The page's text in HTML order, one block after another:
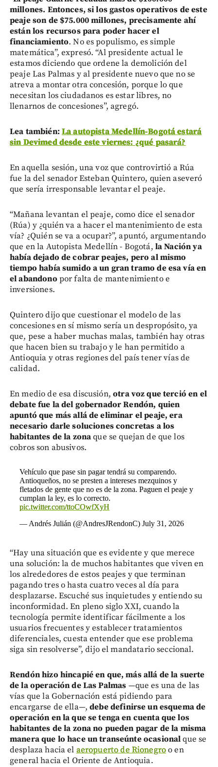
millones. Entonces, si los gastos operativos de este
peaje son de $75.000 millones, precisamente ahí
están los recursos para poder hacer el
financiamiento. No es populismo, es simple
matemática”, expresó. “Al presidente actual le
estamos diciendo que ordene la demolición del
peaje Las Palmas y al presidente nuevo que no se
atreva a montar otra concesión, porque lo que
necesitan los ciudadanos es estar libres, no
llenarnos de concesiones”, agregó.
Lea también: La autopista Medellín-Bogotá estará
sin Devimed desde este viernes: ¿qué pasará?
En aquella sesión, una voz que controvirtió a Rúa
fue la del senador Esteban Quintero, quien aseveró
que sería irresponsable levantar el peaje.
“Mañana levantan el peaje, como dice el senador
(Rúa) y ¿quién va a hacer el mantenimiento de esta
vía? ¿Quién se va a ocupar?”, apuntó, argumentando
que en la Autopista Medellín - Bogotá, la Nación ya
había dejado de cobrar peajes, pero al mismo
tiempo había sumido a un gran tramo de esa vía en
el abandono por falta de mantenimiento e
inversiones.
Quintero dijo que cuestionar el modelo de las
concesiones en sí mismo sería un despropósito, ya
que, pese a haber muchas malas, también hay otras
que hacen bien su trabajo y le han permitido a
Antioquia y otras regiones del país tener vías de
calidad.
En medio de esa discusión,otra voz que terció en el
debate fue la del gobernador Rendón, quien
apuntó que más allá de eliminar el peaje, era
necesario darle soluciones concretas a los
habitantes de la zonaque se quejan de que los
cobros son abusivos.
Vehículo que pase sin pagar tendrá su comparendo.
Antioqueños, no se presten a intereses mezquinos y
fletados de gente que no es de la zona. Paguen el peaje y
cumplan la ley, es lo correcto.
pic.twitter.com/ttoCOwfXyH
— Andrés Julián (@AndresJRendonC) July 31, 2026
“Hay una situación que es evidente y que merece
una solución: la de muchos habitantes que viven en
los alrededores de estos peajes y que terminan
pagando tres o hasta cuatro veces al día para
desplazarse. Escuché sus inquietudes y entiendo su
inconformidad. En pleno siglo XXI, cuando la
tecnología permite identificar fácilmente a los
usuarios frecuentes y establecer tratamientos
diferenciales, cuesta entender que ese problema
siga sin resolverse”, dijo el mandatario seccional.
Rendón hizo hincapié en que, más allá de la suerte
de la operación de Las Palmas —que es una de las
vías que la Gobernación está pidiendo para
encargarse de ella—,debe definirse un esquema de
operación en la que se tenga en cuenta que los
habitantes de la zona no pueden pagar de la misma
manera que lo hace un transeúnte ocasionalque se
desplaza hacia el aeropuerto de Rionegroo en
general hacia el Oriente de Antioquia.